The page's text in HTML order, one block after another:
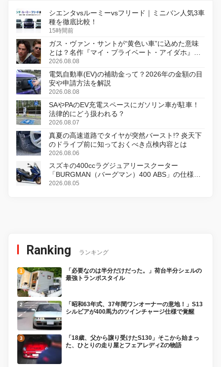
シエンタvsルーミーvsフリード｜ミニバン人気3車
種を徹底比較！
15時間前
ガス・ヴァン・サントが“黄色い車”に込めた意味
とは？名作『マイ・プライベート・アイダホ』が
初のデジタルリマスター版で復活
2026.08.08
電気自動車(EV)の補助金って？2026年の金額の目
安や申請方法を解説
2026.08.08
SAやPAのEV充電スペースにガソリン車が駐車！
法律的にどう扱われる？
2026.08.07
真夏の高速道路でタイヤが突然バースト!? 炎天下
のドライブ前に知っておくべき点検内容とは
2026.08.06
スズキの400ccラグジュアリースクーター
「BURGMAN（バーグマン）400 ABS」の仕様を
変更し、8月18日に発売
2026.08.05
Ranking ランキング
「必要なのは半分だけだった。」荷台半分シェルの
最強トランポスタイル
「昭和63年式、37年間ワンオーナーの意地！」S13
シルビアが400馬力のツインチャージ仕様で覚醒
「18歳、父から譲り受けたS130」そこから始まっ
た、ひとりの走り屋とフェアレディZの物語